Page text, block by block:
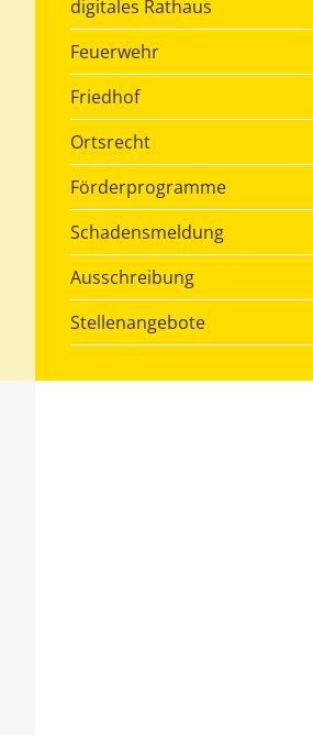
digitales Rathaus
Feuerwehr
Friedhof
Ortsrecht
Förderprogramme
Schadensmeldung
Ausschreibung
Stellenangebote